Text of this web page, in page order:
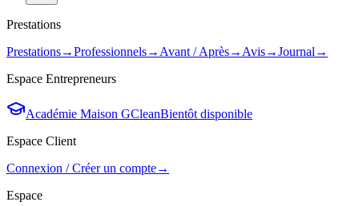
Prestations
Prestations→Professionnels→ Avant / Après→ Avis→Journal →
Espace Entrepreneurs
Académie Maison GCleanBientôt disponible
Espace Client
Connexion / Créer un compte→
Espace